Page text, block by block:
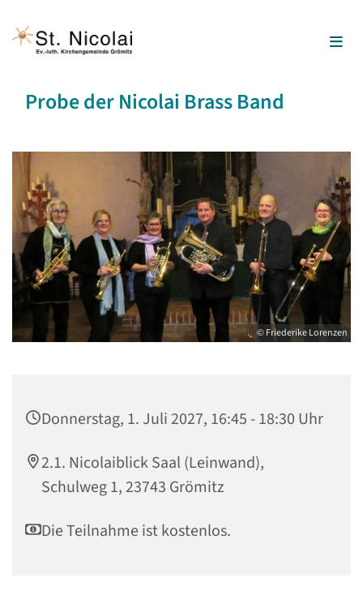
Probe der Nicolai Brass Band
© Friederike Lorenzen
Donnerstag, 1. Juli 2027, 16:45 - 18:30 Uhr
2.1. Nicolaiblick Saal (Leinwand),
Schulweg 1, 23743 Grömitz
Die Teilnahme ist kostenlos.